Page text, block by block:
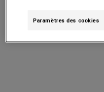
Paramètres des cookies